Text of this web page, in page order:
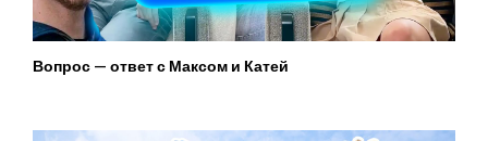
Вопрос — ответ с Максом и Катей